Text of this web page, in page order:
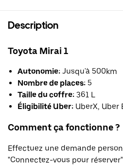
Description
Toyota Mirai 1
Autonomie: Jusqu'à 500km
Nombre de places: 5
Taille du coffre: 361 L
Éligibilité Uber: UberX,
Comment ça fonctionne ?
Effectuez une demande
"Connectez-vous pour